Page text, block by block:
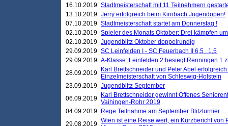
16.10.2019 Stadtmeisterschaft mit 11 Teilnehmern
13.10.2019 Jerry erfolgreich beim Kirnbach Jugendopen!
07.10.2019 Stadtmeisterschaft startet am Donnerstag !
02.10.2019 Spieler des Monats Oktober: Drei kämpfen
02.10.2019 Jugendblitz Oktober doppelrundig
29.09.2019 SC Leinfelden I - SC Feuerbach II 6,5 . 1,5
29.09.2019 A-Klasse: Leinfelden 2 besiegt Renningen 1
28.09.2019
Karl Brettschneider und Peter Abel
Einzelmeisterschaft von Schleswig-Holstein
23.09.2019 Jugendblitz September
06.09.2019
Karl Brettschneider gewinnt Offenes
Vaihingen-Rohr 2019
04.09.2019
Rege Teilnahme am September Blitzturnier
29.08.2019 Wien ist eine Reise wert, ein Kurzbericht von